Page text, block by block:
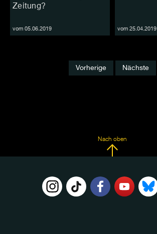
Zeitung?
vom 05.06.2019 vom 25.04.2019
Vorherige Nächste
Nach oben